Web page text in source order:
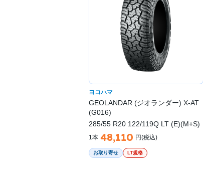
ヨコハマ
GEOLANDAR (ジオランダー) X-AT
(G016)
285/55 R20 122/119Q LT (E)(M+S)
1本 48,110 円(税込)
お取り寄せ LT規格